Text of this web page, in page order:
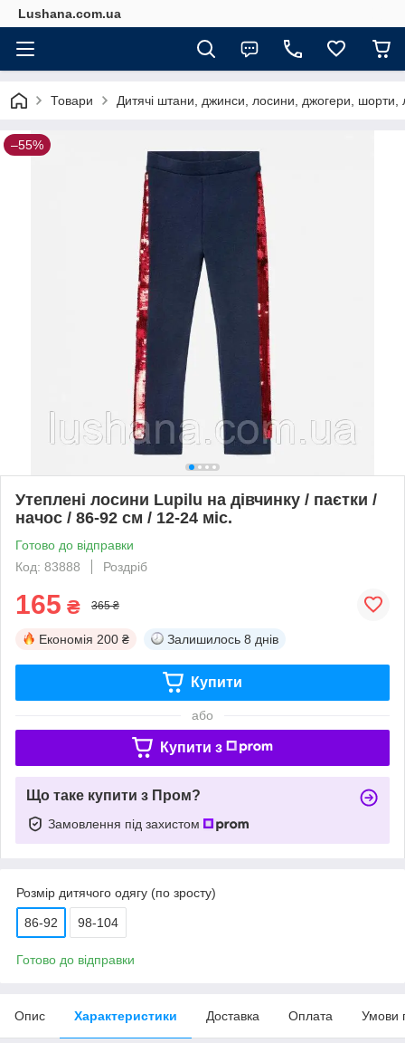
Lushana.com.ua
Товари Дитячі штани, джинси, лосини, джогери, шорти,
–55%
Утеплені лосини Lupilu на дівчинку / паєтки /
начос / 86-92 см / 12-24 міс.
Готово до відправки
Код: 83888
Роздріб
165 ₴ 365 ₴
Економія 200 ₴ Залишилось 8 днів
Купити
або
Купити з
Що таке купити з Пром?
Замовлення під захистом
Розмір дитячого одягу (по зросту)
86-92 98-104
Готово до відправки
Опис Характеристики Доставка Оплата Умови